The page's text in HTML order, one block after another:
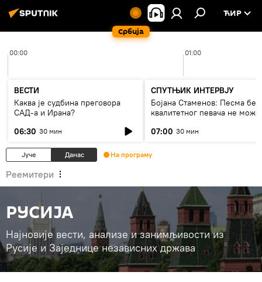
Србија
ЋИР
00:00 01:00
ВЕСТИ
Каква је судбина преговора
САД-а и Ирана?
06:30 30 мин
СПУТЊИК ИНТЕРВЈУ
Бојана Стаменов: Песма без
квалитетног певача не може
07:00 30 мин
Јуче Данас На програму
Реемитери
РУСИЈА
Најновије вести, анализе и занимљивости из
Русије и Заједнице независних држава